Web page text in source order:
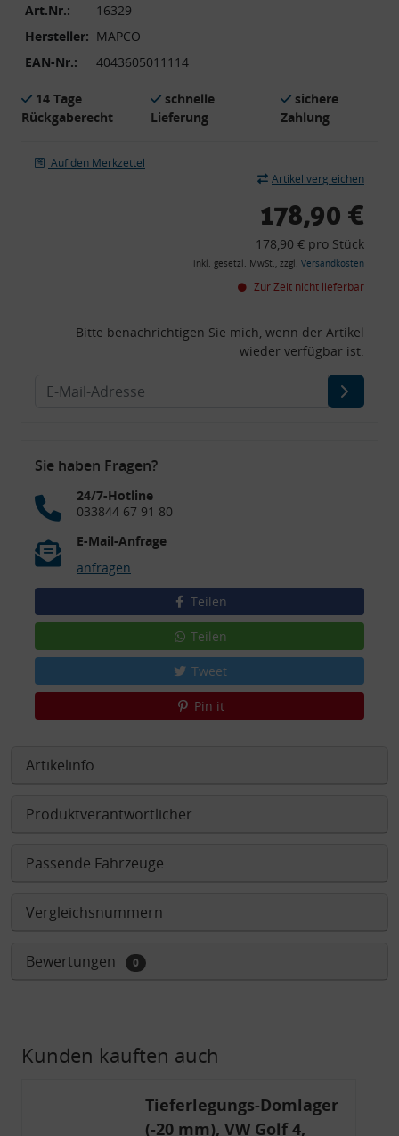
Art.Nr.:
16329
Hersteller: MAPCO
EAN-Nr.:
4043605011114
14 Tage
Rückgaberecht
schnelle
Lieferung
sichere
Zahlung
Auf den Merkzettel
Artikel vergleichen
178,90 €
178,90 € pro Stück
inkl. gesetzl. MwSt., zzgl. Versandkosten
Zur Zeit nicht lieferbar
Bitte benachrichtigen Sie mich, wenn der Artikel
wieder verfügbar ist:
Sie haben Fragen?
24/7-Hotline
033844 67 91 80
E-Mail-Anfrage
anfragen
Teilen
Teilen
Tweet
Pin it
Artikelinfo
Produktverantwortlicher
Passende Fahrzeuge
Vergleichsnummern
Bewertungen 0
Kunden kauften auch
Tieferlegungs-Domlager
(-20 mm), VW Golf 4,